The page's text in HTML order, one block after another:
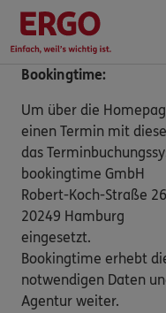
Bookingtime:
Um über die
einen Termin mit
das
bookingtime GmbH
Robert-Koch-Straße 26
20249 Hamburg
eingesetzt.
Bookingtime erhebt
notwendigen Daten
Agentur weiter.